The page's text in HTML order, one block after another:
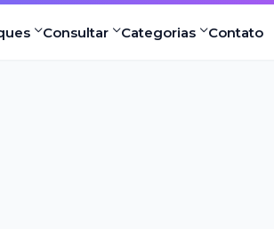
Consultar Categorias Contato